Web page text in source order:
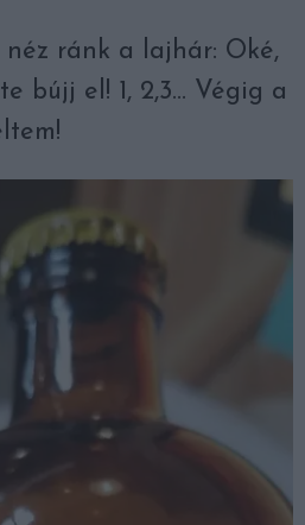
ránk a lajhár: Oké,
bújj el! 1, 2,3… Végig a